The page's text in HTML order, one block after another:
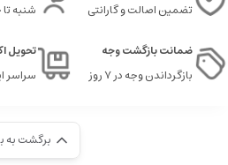
تضمین اصالت و گارانتی
شنبه
ضمانت بازگشت وجه
بازگرداندن وجه در ۷ روز
تحویل
سراسر
برگشت به